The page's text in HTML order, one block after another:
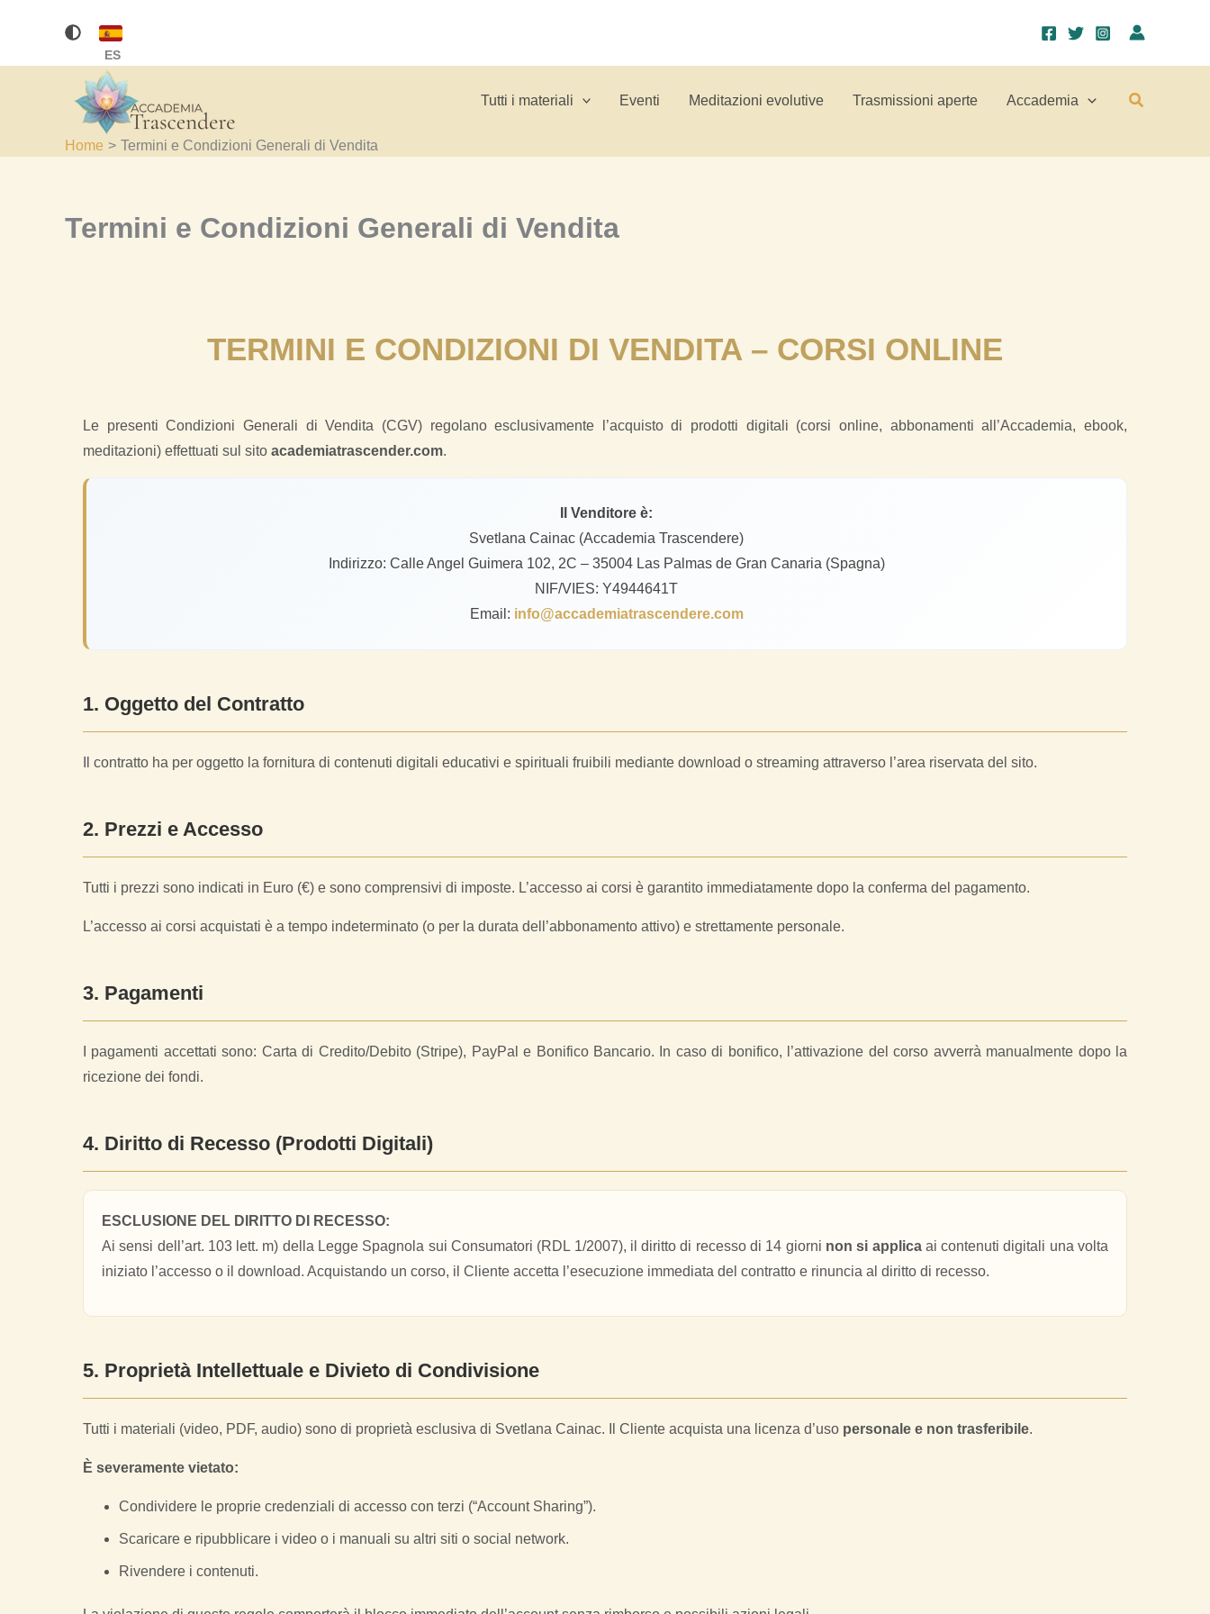
ES
Tutti i materiali Eventi Meditazioni evolutive Trasmissioni aperte Accademia Cerca
Home Termini e Condizioni Generali di Vendita
Termini e Condizioni Generali di Vendita
TERMINI E CONDIZIONI DI VENDITA – CORSI ONLINE
Le presenti Condizioni Generali di Vendita (CGV) regolano esclusivamente l’acquisto di prodotti digitali (corsi online, abbonamenti all’Accademia, ebook,
meditazioni) effettuati sul sito academiatrascender.com.
Il Venditore è:
Svetlana Cainac (Accademia Trascendere)
Indirizzo: Calle Angel Guimera 102, 2C – 35004 Las Palmas de Gran Canaria (Spagna)
NIF/VIES: Y4944641T
Email: info@accademiatrascendere.com
1. Oggetto del Contratto
Il contratto ha per oggetto la fornitura di contenuti digitali educativi e spirituali fruibili mediante download o streaming attraverso l’area riservata del sito.
2. Prezzi e Accesso
Tutti i prezzi sono indicati in Euro (€) e sono comprensivi di imposte. L’accesso ai corsi è garantito immediatamente dopo la conferma del pagamento.
L’accesso ai corsi acquistati è a tempo indeterminato (o per la durata dell’abbonamento attivo) e strettamente personale.
3. Pagamenti
I pagamenti accettati sono: Carta di Credito/Debito (Stripe), PayPal e Bonifico Bancario. In caso di bonifico, l’attivazione del corso avverrà manualmente dopo la
ricezione dei fondi.
4. Diritto di Recesso (Prodotti Digitali)
ESCLUSIONE DEL DIRITTO DI RECESSO:
Ai sensi dell’art. 103 lett. m) della Legge Spagnola sui Consumatori (RDL 1/2007), il diritto di recesso di 14 giorni non si applicaai contenuti digitali una volta
iniziato l’accesso o il download. Acquistando un corso, il Cliente accetta l’esecuzione immediata del contratto e rinuncia al diritto di recesso.
5. Proprietà Intellettuale e Divieto di Condivisione
Tutti i materiali (video, PDF, audio) sono di proprietà esclusiva di Svetlana Cainac. Il Cliente acquista una licenza d’uso personale e non trasferibile.
È severamente vietato:
Condividere le proprie credenziali di accesso con terzi (“Account Sharing”).
Scaricare e ripubblicare i video o i manuali su altri siti o social network.
Rivendere i contenuti.